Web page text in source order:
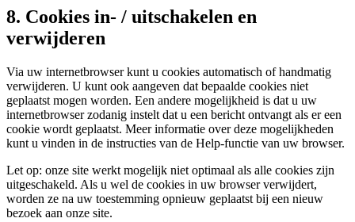
8. Cookies in- / uitschakelen en
verwijderen
Via uw internetbrowser kunt u cookies automatisch of handmatig
verwijderen. U kunt ook aangeven dat bepaalde cookies niet
geplaatst mogen worden. Een andere mogelijkheid is dat u uw
internetbrowser zodanig instelt dat u een bericht ontvangt als er een
cookie wordt geplaatst. Meer informatie over deze mogelijkheden
kunt u vinden in de instructies van de Help-functie van uw browser.
Let op: onze site werkt mogelijk niet optimaal als alle cookies zijn
uitgeschakeld. Als u wel de cookies in uw browser verwijdert,
worden ze na uw toestemming opnieuw geplaatst bij een nieuw
bezoek aan onze site.